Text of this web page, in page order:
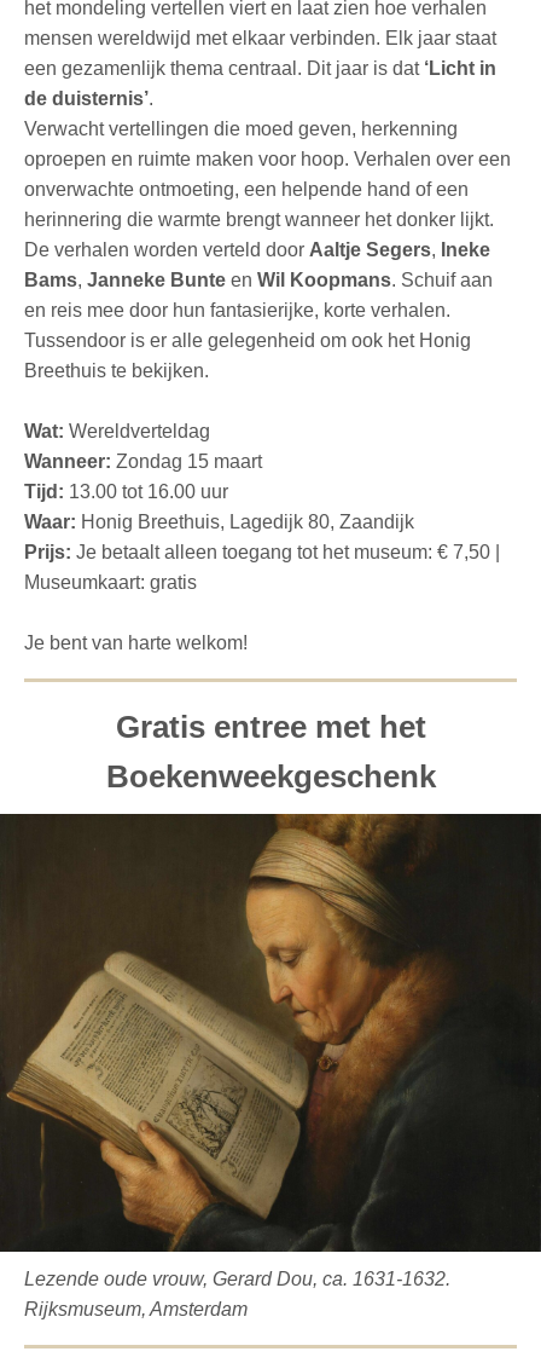
het mondeling vertellen viert en laat zien hoe verhalen
mensen wereldwijd met elkaar verbinden. Elk jaar staat
een gezamenlijk thema centraal. Dit jaar is dat ‘Licht in
de duisternis’.
Verwacht vertellingen die moed geven, herkenning
oproepen en ruimte maken voor hoop. Verhalen over een
onverwachte ontmoeting, een helpende hand of een
herinnering die warmte brengt wanneer het donker lijkt.
De verhalen worden verteld door Aaltje Segers, Ineke
Bams, Janneke Bunte en Wil Koopmans. Schuif aan
en reis mee door hun fantasierijke, korte verhalen.
Tussendoor is er alle gelegenheid om ook het Honig
Breethuis te bekijken.
Wat: Wereldverteldag
Wanneer: Zondag 15 maart
Tijd: 13.00 tot 16.00 uur
Waar: Honig Breethuis, Lagedijk 80, Zaandijk
Prijs: Je betaalt alleen toegang tot het museum: € 7,50 |
Museumkaart: gratis
Je bent van harte welkom!
Gratis entree met het
Boekenweekgeschenk
Lezende oude vrouw, Gerard Dou, ca. 1631-1632.
Rijksmuseum, Amsterdam